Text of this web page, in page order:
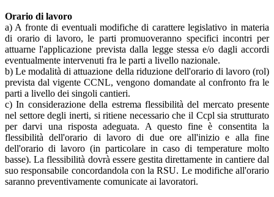
Orario di lavoro
a) A fronte di eventuali modifiche di carattere legislativo in materia
di orario di lavoro, le parti promuoveranno specifici incontri per
attuarne l'applicazione prevista dalla legge stessa e/o dagli accordi
eventualmente intervenuti fra le parti a livello nazionale.
b) Le modalità di attuazione della riduzione dell'orario di lavoro (rol)
prevista dal vigente CCNL, vengono domandate al confronto fra le
parti a livello dei singoli cantieri.
c) In considerazione della estrema flessibilità del mercato presente
nel settore degli inerti, si ritiene necessario che il Ccpl sia strutturato
per darvi una risposta adeguata. A questo fine è consentita la
flessibilità dell'orario di lavoro di due ore all'inizio e alla fine
dell'orario di lavoro (in particolare in caso di temperature molto
basse). La flessibilità dovrà essere gestita direttamente in cantiere dal
suo responsabile concordandola con la RSU. Le modifiche all'orario
saranno preventivamente comunicate ai lavoratori.